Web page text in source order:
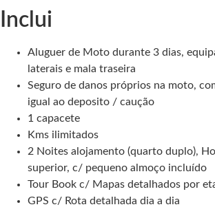
Inclui
Aluguer de Moto durante 3 dias,
laterais e mala traseira
Seguro de danos próprios na moto,
igual ao deposito / caução
1 capacete
Kms ilimitados
2 Noites alojamento (quarto duplo),
superior, c/ pequeno almoço incluído
Tour Book c/ Mapas detalhados por
GPS c/ Rota detalhada dia a dia